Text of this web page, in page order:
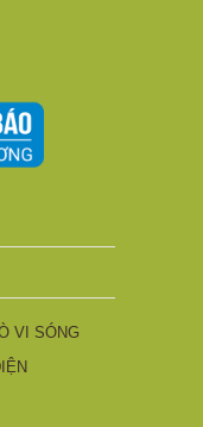
VI SÓNG